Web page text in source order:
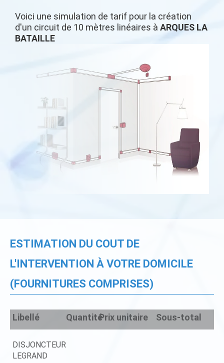
Voici une simulation de tarif pour la création
d'un circuit de 10 mètres linéaires à ARQUES LA
BATAILLE
ESTIMATION DU COUT DE
L'INTERVENTION À VOTRE DOMICILE
(FOURNITURES COMPRISES)
Libellé QuantitéPrix unitaire Sous-total
DISJONCTEUR
LEGRAND